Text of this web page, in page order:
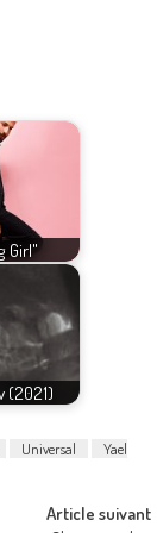
Girl"
(2021)
Universal
Yael
Article suivant